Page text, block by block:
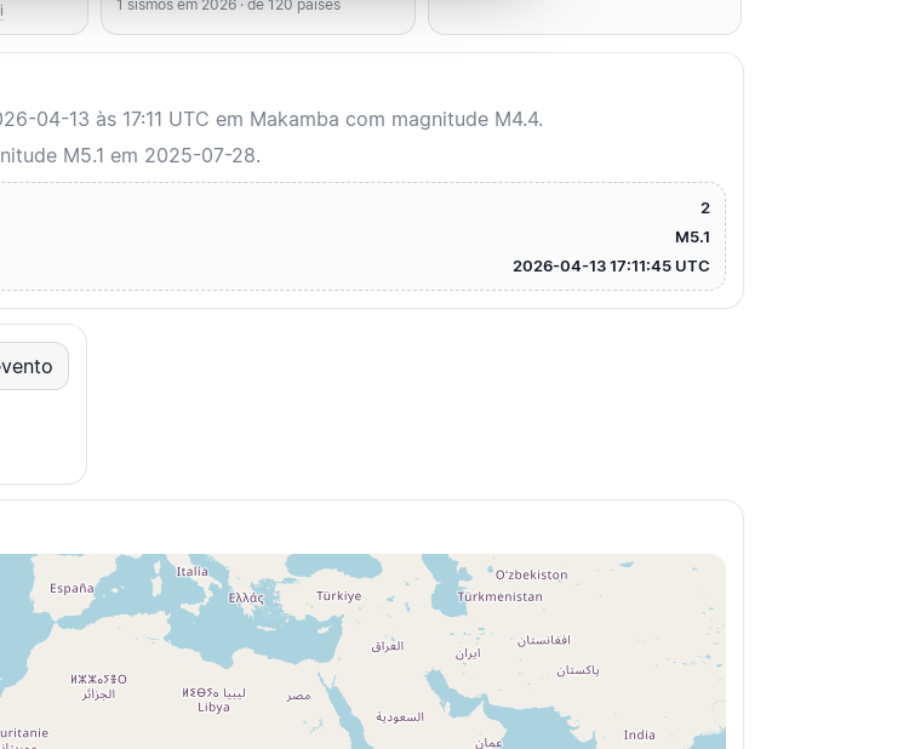
1 sismos em 2026 · de 120 países
04-13 às 17:11 UTC em Makamba com magnitude M4.4.
M5.1 em 2025-07-28.
2
M5.1
2026-04-13 17:11:45 UTC